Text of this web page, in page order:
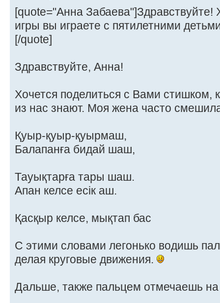
[quote="Анна Забаева"]Здравствуйте!
игры вы играете с пятилетними
[/quote]
Здравствуйте, Анна!
Хочется поделиться с Вами стишком,
из нас знают. Моя жена часто
Қуыр-қуыр-қуырмаш,
Балапанға бидай шаш,
Тауықтарға тары шаш.
Апан келсе есік аш.
Қасқыр келсе, мықтап бас
С этими словами легонько водишь
делая круговые движения.
Дальше, также пальцем отмечаешь на